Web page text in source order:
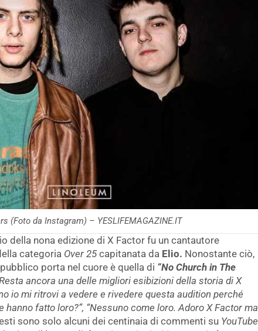
(Foto da Instagram) – YESLIFEMAGAZINE.IT
della nona edizione di X Factor fu un cantautore
categoria Over 25capitanata da Elio. Nonostante ciò,
porta nel cuore è quella di “No Church in The
ancora una delle migliori esibizioni della storia di X
io mi ritrovi a vedere e rivedere questa audition perché
fatto loro?”, “Nessuno come loro. Adoro X Factor ma
sono solo alcuni dei centinaia di commenti su YouTube